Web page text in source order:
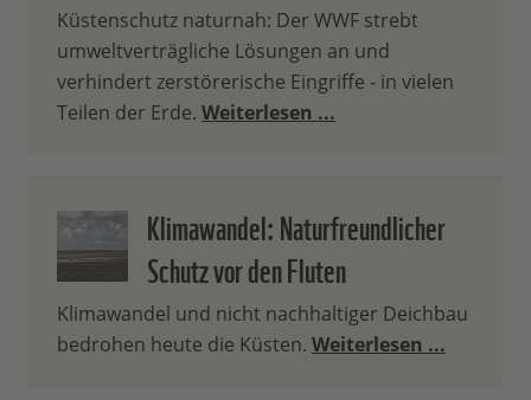
Küstenschutz naturnah: Der WWF strebt
umweltverträgliche Lösungen an und
verhindert zerstörerische Eingriffe - in vielen
Teilen der Erde. Weiterlesen ...
Klimawandel: Naturfreundlicher
Schutz vor den Fluten
Klimawandel und nicht nachhaltiger Deichbau
bedrohen heute die Küsten. Weiterlesen ...